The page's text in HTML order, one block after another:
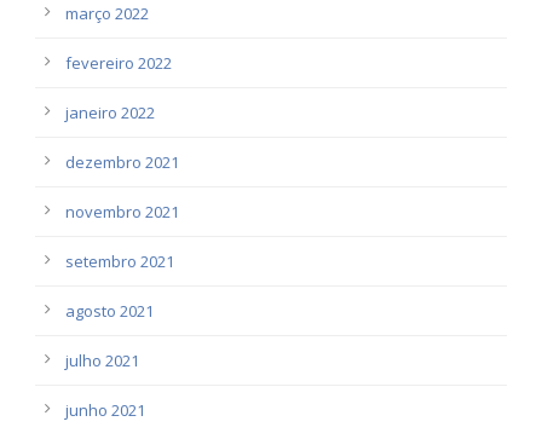
março 2022
fevereiro 2022
janeiro 2022
dezembro 2021
novembro 2021
setembro 2021
agosto 2021
julho 2021
junho 2021